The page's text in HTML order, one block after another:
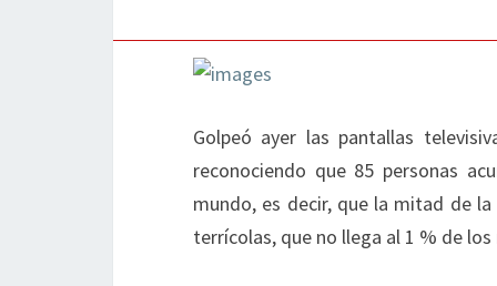
Golpeó ayer las pantallas
reconociendo que 85 personas
mundo, es decir, que la mitad de
terrícolas, que no llega al 1 % de